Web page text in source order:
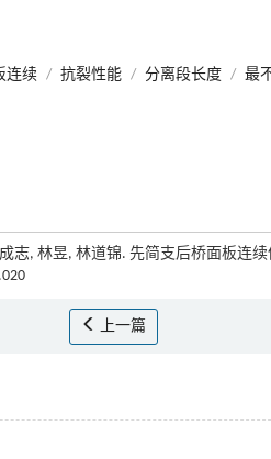
连续 / 抗裂性能 / 分离段长度 / 最
志, 林昱, 林道锦. 先简支后桥面板连
上一篇